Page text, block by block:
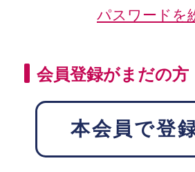
パスワードを
会員登録がまだの方
本会員で登